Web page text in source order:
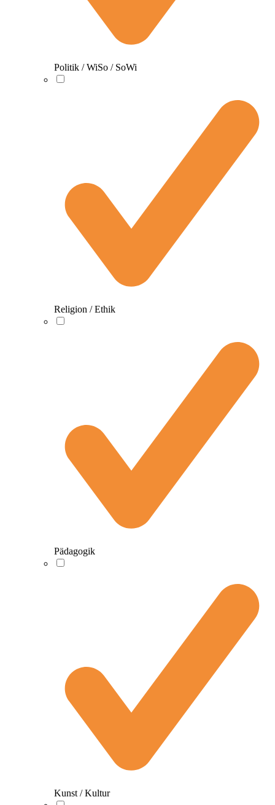
Politik / WiSo / SoWi
Religion / Ethik
Pädagogik
Kunst / Kultur